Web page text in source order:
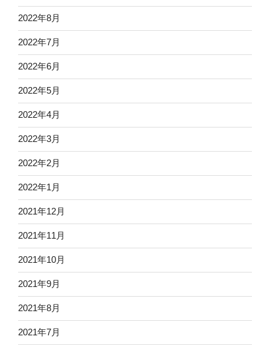
2022年8月
2022年7月
2022年6月
2022年5月
2022年4月
2022年3月
2022年2月
2022年1月
2021年12月
2021年11月
2021年10月
2021年9月
2021年8月
2021年7月